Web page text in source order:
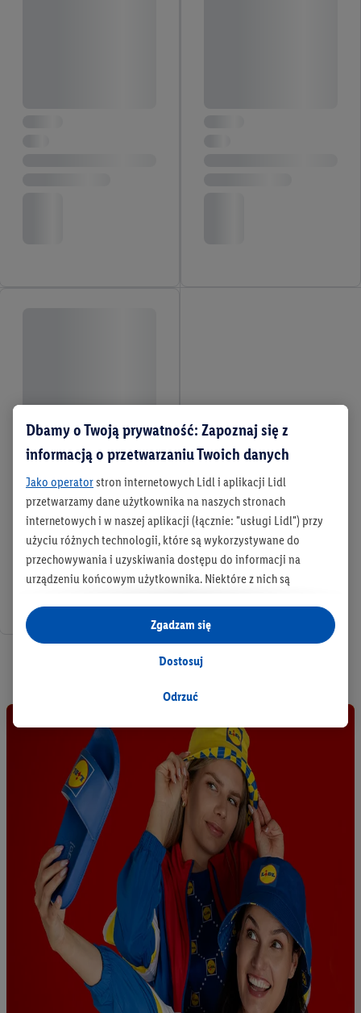
7 / 7
Dbamy o Twoją prywatność: Zapoznaj się z
informacją o przetwarzaniu Twoich danych
Jako operatorstron internetowych Lidl i aplikacji Lidl
przetwarzamy dane użytkownika na naszych stronach
internetowych i w naszej aplikacji (łącznie: "usługi Lidl") przy
użyciu różnych technologii, które są wykorzystywane do
przechowywania i uzyskiwania dostępu do informacji na
urządzeniu końcowym użytkownika. Niektóre z nich są
są za zgodą użytkownika - również przez partnerów (
jako odrębnych
administratorów lub współadministratorów
danych osobowych; w związku z IAB TCF łącznie
generowania statystyk lub prezentowania
Przetwarzanie danych na potrzeby personalizacji reklam
odbywa się w celu kontrolowania naszych własnych reklam i
umożliwienia podmiotom trzecim wyświetlania treści
marketingowych poza usługami Lidl za pośrednictwem
urządzeń końcowych przypisanych do Państwa i członków
Państwa gospodarstwa domowego. Jeśli są Państwo
uczestnikami programu Lidl Plus, dane dotyczące Państwa
zachowań zakupowych w sklepie będą również przetwarzane
w tych celach. Ponadto dane dotyczące Państwa zachowań
zakupowych w usługach Lidl zostaną udostępnione jednemu z
wyżej wymienionych partnerów, aby mógł on analizować
statystyki kampanii reklamowych swoich klientówjako
niezależny administrator danych
Tworzenie spersonalizowanych reklam opiera się na
Odrzuć
Dostosuj
Zgadzam się